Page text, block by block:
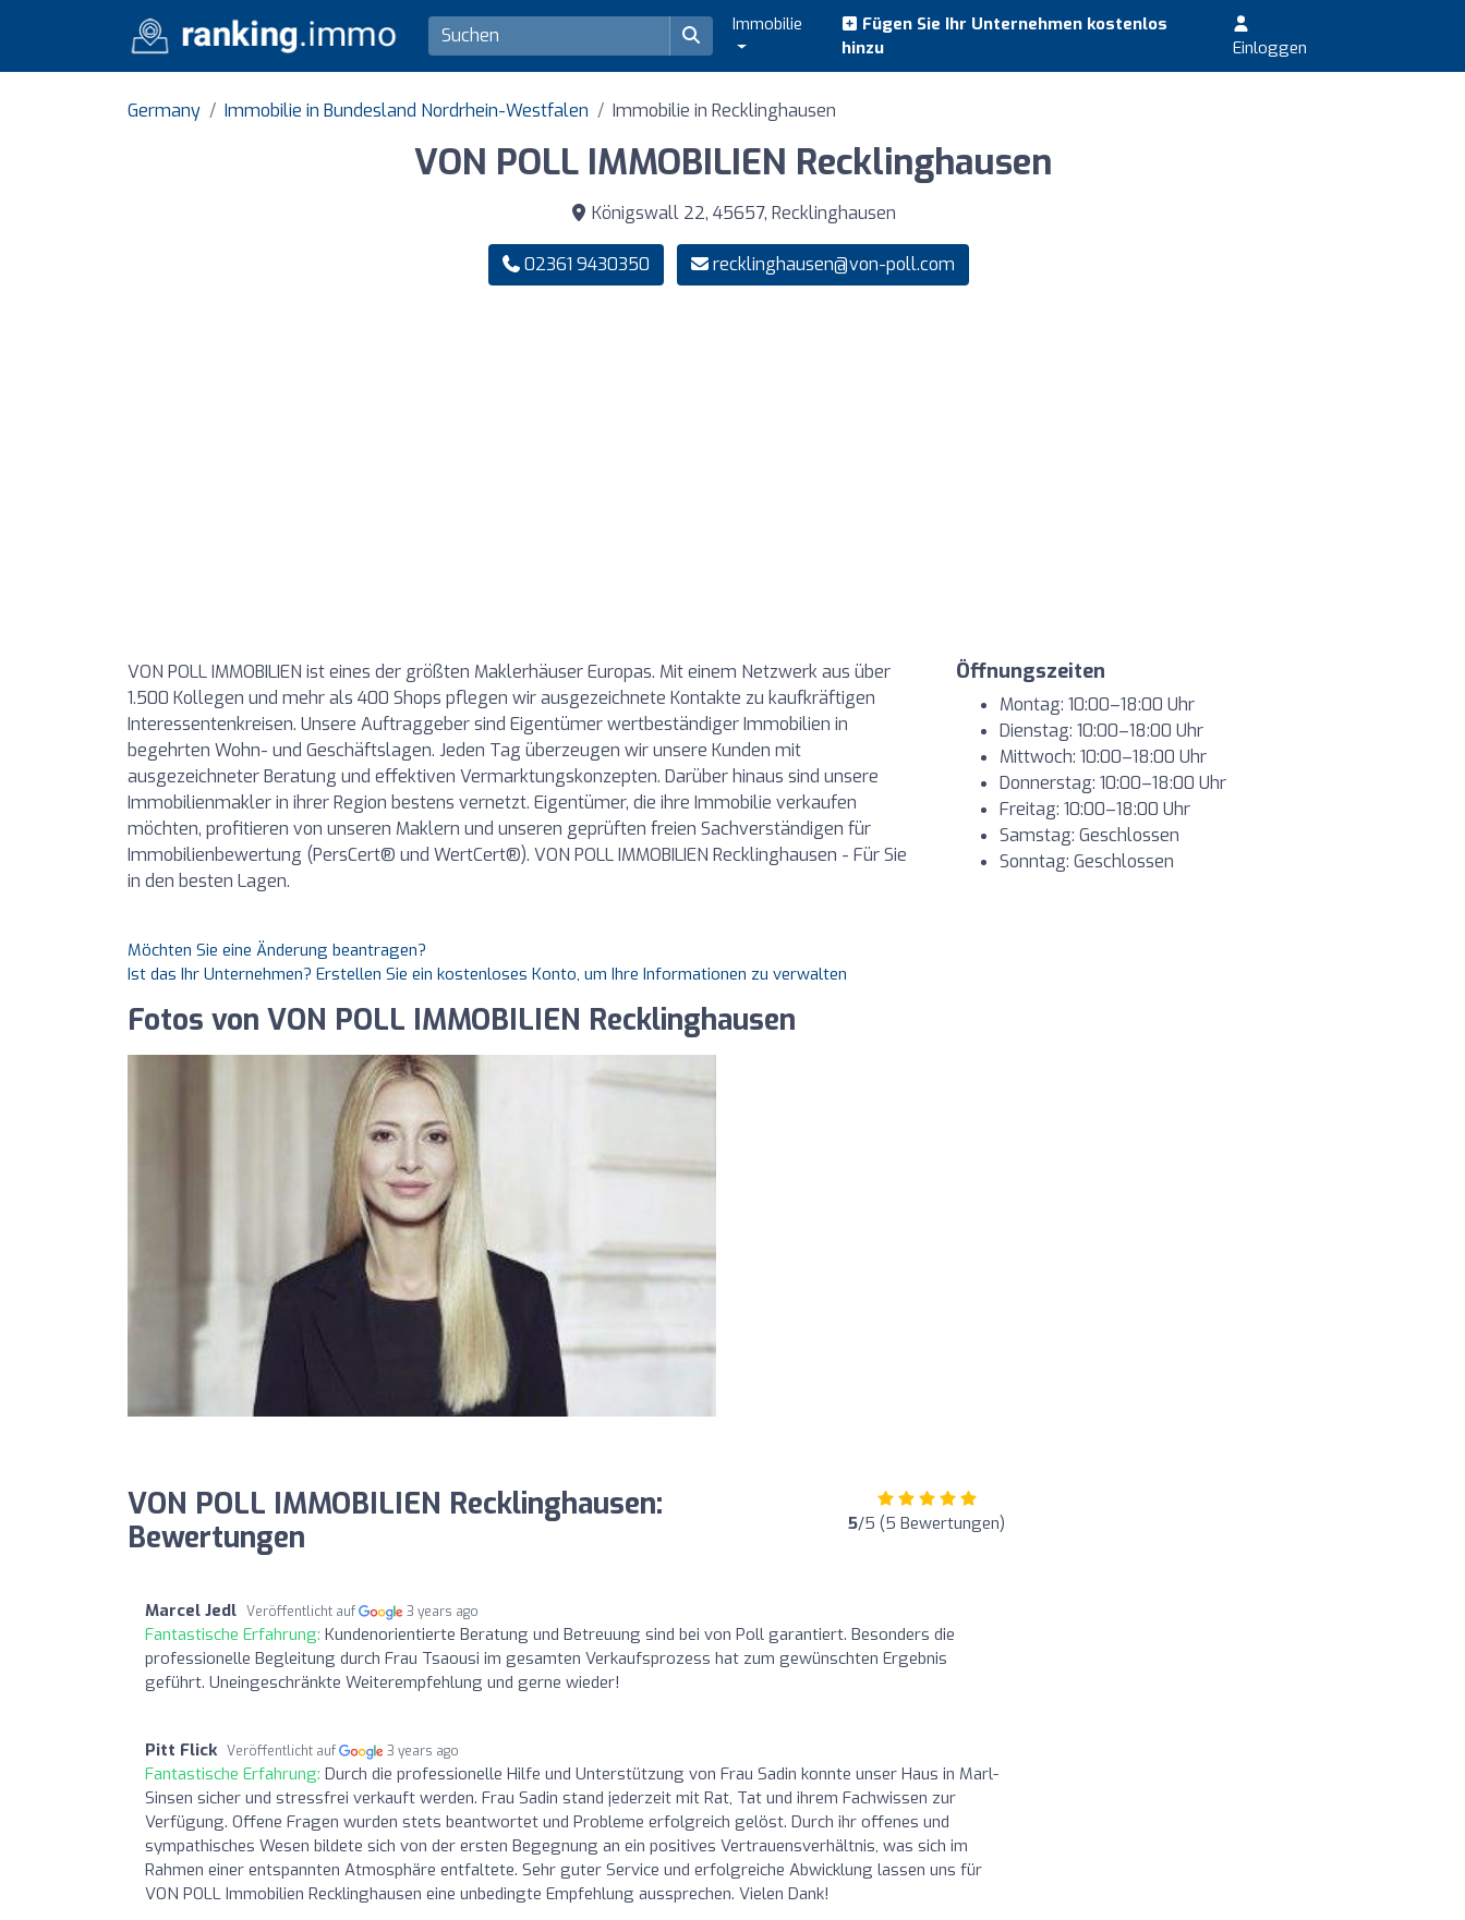
Immobilie
Fügen Sie Ihr Unternehmen kostenlos
hinzu
Einloggen
Germany Immobilie in Bundesland Nordrhein-Westfalen Immobilie in Recklinghausen
VON POLL IMMOBILIEN Recklinghausen
Königswall 22, 45657, Recklinghausen
02361 9430350 recklinghausen@von-poll.com
VON POLL IMMOBILIEN ist eines der größten Maklerhäuser Europas. Mit einem Netzwerk aus über
1.500 Kollegen und mehr als 400 Shops pflegen wir ausgezeichnete Kontakte zu kaufkräftigen
Interessentenkreisen. Unsere Auftraggeber sind Eigentümer wertbeständiger Immobilien in
begehrten Wohn- und Geschäftslagen. Jeden Tag überzeugen wir unsere Kunden mit
ausgezeichneter Beratung und effektiven Vermarktungskonzepten. Darüber hinaus sind unsere
Immobilienmakler in ihrer Region bestens vernetzt. Eigentümer, die ihre Immobilie verkaufen
möchten, profitieren von unseren Maklern und unseren geprüften freien Sachverständigen für
Immobilienbewertung (PersCert® und WertCert®). VON POLL IMMOBILIEN Recklinghausen - Für Sie
in den besten Lagen.
Öffnungszeiten
Montag: 10:00–18:00 Uhr
Dienstag: 10:00–18:00 Uhr
Mittwoch: 10:00–18:00 Uhr
Donnerstag: 10:00–18:00 Uhr
Freitag: 10:00–18:00 Uhr
Samstag: Geschlossen
Sonntag: Geschlossen
Möchten Sie eine Änderung beantragen?
Ist das Ihr Unternehmen? Erstellen Sie ein kostenloses Konto, um Ihre Informationen zu verwalten
Fotos von VON POLL IMMOBILIEN Recklinghausen
VON POLL IMMOBILIEN Recklinghausen:
Bewertungen
5/5 (5 Bewertungen)
Marcel Jedl Veröffentlicht auf 3 years ago
Fantastische Erfahrung: Kundenorientierte Beratung und Betreuung sind bei von Poll garantiert. Besonders die
professionelle Begleitung durch Frau Tsaousi im gesamten Verkaufsprozess hat zum gewünschten Ergebnis
geführt. Uneingeschränkte Weiterempfehlung und gerne wieder!
Pitt Flick Veröffentlicht auf 3 years ago
Fantastische Erfahrung: Durch die professionelle Hilfe und Unterstützung von Frau Sadin konnte unser Haus in Marl-
Sinsen sicher und stressfrei verkauft werden. Frau Sadin stand jederzeit mit Rat, Tat und ihrem Fachwissen zur
Verfügung. Offene Fragen wurden stets beantwortet und Probleme erfolgreich gelöst. Durch ihr offenes und
sympathisches Wesen bildete sich von der ersten Begegnung an ein positives Vertrauensverhältnis, was sich im
Rahmen einer entspannten Atmosphäre entfaltete. Sehr guter Service und erfolgreiche Abwicklung lassen uns für
VON POLL Immobilien Recklinghausen eine unbedingte Empfehlung aussprechen. Vielen Dank!